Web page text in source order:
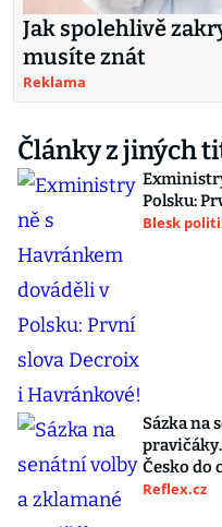
Jak spolehlivě
musíte znát
Reklama
Články z jiných
Polsku:
Blesk
Sázka na
Česko do
Reflex.cz